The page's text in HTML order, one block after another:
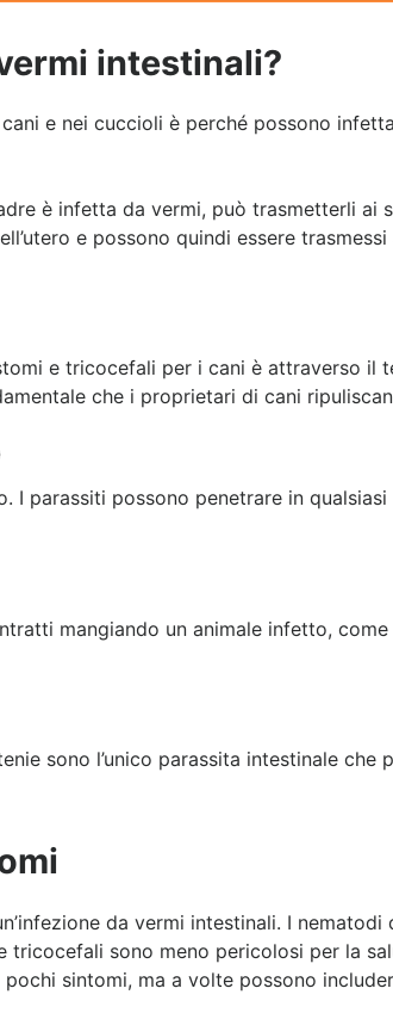
intestinali?
e nei cuccioli è perché possono
è infetta da vermi, può trasmetterli ai
e possono quindi essere
e tricocefali per i cani è attraverso il
che i proprietari di cani
parassiti possono penetrare in
mangiando un animale infetto,
sono l’unico parassita intestinale che
da vermi intestinali. I
sono meno pericolosi per la
sintomi, ma a volte possono